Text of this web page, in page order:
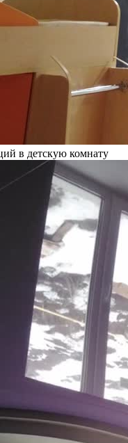
в детскую комнату